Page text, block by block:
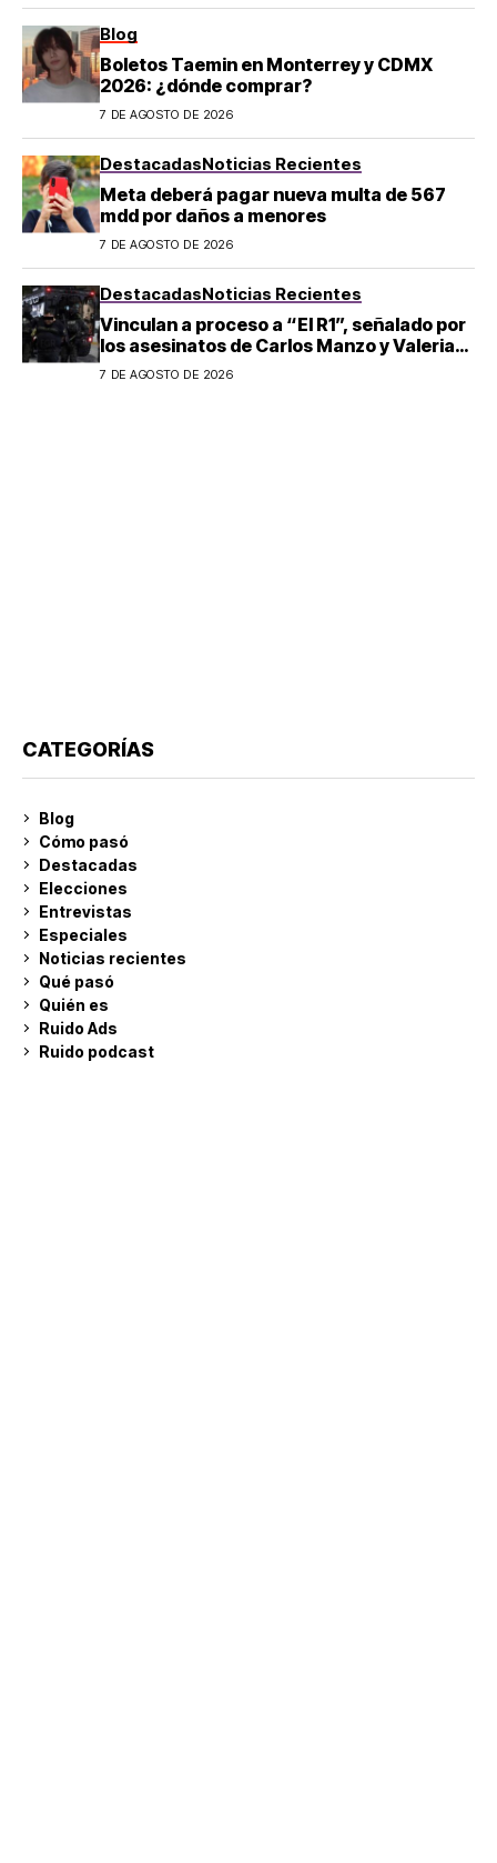
Blog
Boletos Taemin en Monterrey y CDMX
2026: ¿dónde comprar?
7 DE AGOSTO DE 2026
DestacadasNoticias Recientes
Meta deberá pagar nueva multa de 567
mdd por daños a menores
7 DE AGOSTO DE 2026
DestacadasNoticias Recientes
Vinculan a proceso a “El R1”, señalado por
los asesinatos de Carlos Manzo y Valeria
Márquez
7 DE AGOSTO DE 2026
CATEGORÍAS
Blog
Cómo pasó
Destacadas
Elecciones
Entrevistas
Especiales
Noticias recientes
Qué pasó
Quién es
Ruido Ads
Ruido podcast